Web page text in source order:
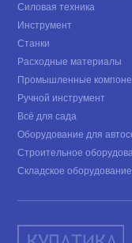
Силовая техника
Инструмент
Станки
Расходные материалы
Промышленные
Ручной инструмент
Всё для сада
Оборудование для
Строительное
Складское оборудование